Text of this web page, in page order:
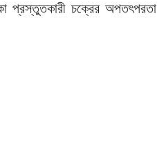
প্রস্তুতকারী চক্রের অপতৎপরতা